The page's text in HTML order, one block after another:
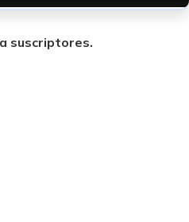
suscriptores.